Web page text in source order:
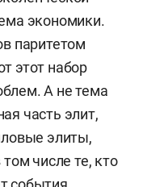
экономики.
паритетом
этот набор
А не тема
часть элит,
элиты,
числе те, кто